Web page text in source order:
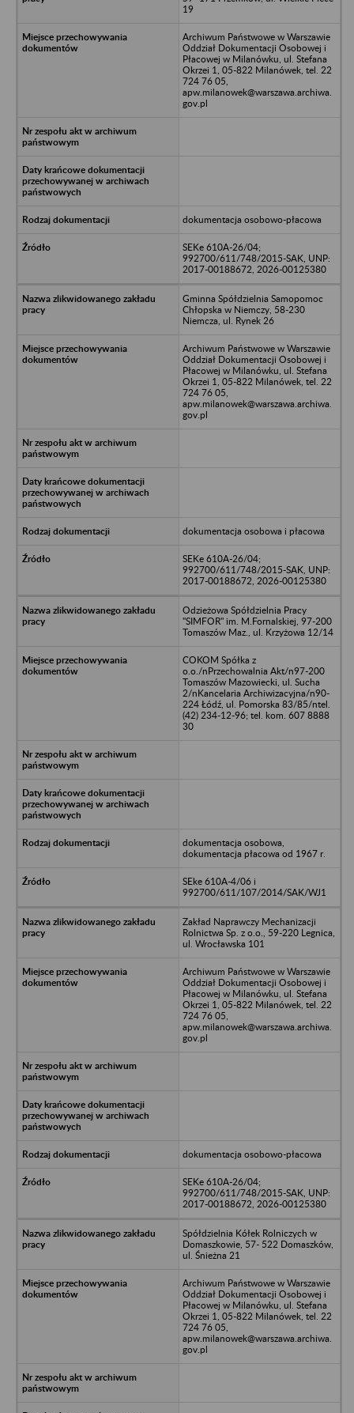
19
Archiwum Państwowe w Warszawie
Oddział Dokumentacji Osobowej i
Płacowej w Milanówku, ul. Stefana
Okrzei 1, 05-822 Milanówek, tel. 22
724 76 05,
apw.milanowek@warszawa.archiwa.
gov.pl
dokumentacja osobowo-płacowa
SEKe 610A-26/04;
992700/611/748/2015-SAK, UNP:
2017-00188672, 2026-00125380
Gminna Spółdzielnia Samopomoc
Chłopska w Niemczy, 58-230
Niemcza, ul. Rynek 26
Archiwum Państwowe w Warszawie
Oddział Dokumentacji Osobowej i
Płacowej w Milanówku, ul. Stefana
Okrzei 1, 05-822 Milanówek, tel. 22
724 76 05,
apw.milanowek@warszawa.archiwa.
gov.pl
dokumentacja osobowa i płacowa
SEKe 610A-26/04;
992700/611/748/2015-SAK, UNP:
2017-00188672, 2026-00125380
Odzieżowa Spółdzielnia Pracy
"SIMFOR" im. M.Fornalskiej, 97-200
Tomaszów Maz., ul. Krzyżowa 12/14
COKOM Spółka z
o.o./nPrzechowalnia Akt/n97-200
Tomaszów Mazowiecki, ul. Sucha
2/nKancelaria Archiwizacyjna/n90-
224 Łódź, ul. Pomorska 83/85/ntel.
(42) 234-12-96; tel. kom. 607 8888
30
dokumentacja osobowa,
dokumentacja płacowa od 1967 r.
SEke 610A-4/06 i
992700/611/107/2014/SAK/WJ1
Zakład Naprawczy Mechanizacji
Rolnictwa Sp. z o.o., 59-220 Legnica,
ul. Wrocławska 101
Archiwum Państwowe w Warszawie
Oddział Dokumentacji Osobowej i
Płacowej w Milanówku, ul. Stefana
Okrzei 1, 05-822 Milanówek, tel. 22
724 76 05,
apw.milanowek@warszawa.archiwa.
gov.pl
dokumentacja osobowo-płacowa
SEKe 610A-26/04;
992700/611/748/2015-SAK, UNP:
2017-00188672, 2026-00125380
Spółdzielnia Kółek Rolniczych w
Domaszkowie, 57- 522 Domaszków,
ul. Śnieżna 21
Archiwum Państwowe w Warszawie
Oddział Dokumentacji Osobowej i
Płacowej w Milanówku, ul. Stefana
Okrzei 1, 05-822 Milanówek, tel. 22
724 76 05,
apw.milanowek@warszawa.archiwa.
gov.pl